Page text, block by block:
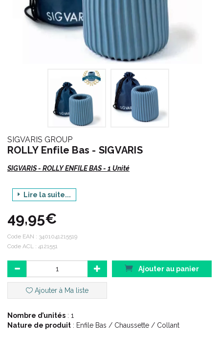
SIGVARIS GROUP
ROLLY Enfile Bas - SIGVARIS
SIGVARIS - ROLLY ENFILE BAS - 1 Unité
Un outil révolutionnaire au service de l' observance.
Rolly est un outil révolutionnaire permettant l' enfilage et le «
désenfilage » de n' importe quel bas ou chaussette de
compression, sans effort et dans un confort optimal.
remplie d' eau savonneuse.
Les bénéfices :
Pose et retrait du bas efficace :
Lire la suite...
49,95€
Code EAN : 3401041215519
Code ACL : 4121551
Ajouter au panier
Ajouter à Ma liste
Nombre d’unités : 1
Nature de produit : Enfile Bas / Chaussette / Collant